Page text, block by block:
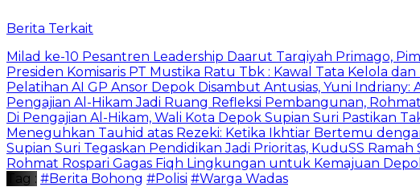
Berita Terkait
Milad ke-10 Pesantren Leadership Daarut Tarqiyah Primago,
Presiden Komisaris PT Mustika Ratu Tbk : Kawal Tata Kelola
Pelatihan AI GP Ansor Depok Disambut Antusias, Yuni
Pengajian Al-Hikam Jadi Ruang Refleksi Pembangunan,
Di Pengajian Al-Hikam, Wali Kota Depok Supian Suri Pastikan
Meneguhkan Tauhid atas Rezeki: Ketika Ikhtiar Bertemu
Supian Suri Tegaskan Pendidikan Jadi Prioritas, KuduSS
Rohmat Rospari Gagas Fiqh Lingkungan untuk Kemajuan
Tag : #Berita Bohong #Polisi #Warga Wadas